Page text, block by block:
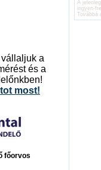
vállaljuk a
és a
most!
főorvos
A
ingyen-
Továbbá